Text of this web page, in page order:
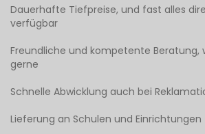
Dauerhafte Tiefpreise, und fast alles
verfügbar
Freundliche und kompetente Beratung,
gerne
Schnelle Abwicklung auch bei
Lieferung an Schulen und Einrichtungen